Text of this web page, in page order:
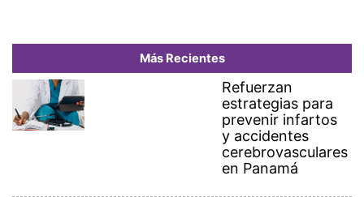
Más Recientes
Refuerzan
estrategias para
prevenir infartos
y accidentes
cerebrovasculares
en Panamá